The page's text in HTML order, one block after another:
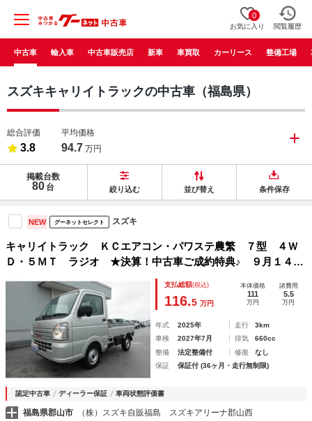
0
お気に入り 閲覧履歴
中古車 輸入車 中古車販売店 新車 車買取 カーリース 整備工場
スズキキャリイトラックの中古車（福島県）
総合評価
3.8
平均価格
94.7 万円
掲載台数
80 台 絞り込む 並び替え 条件保存
NEW グーネットセレクト スズキ
キャリイトラック ＫＣエアコン・パワステ農繁 ７型 ４Ｗ
Ｄ・５ＭＴ ラジオ ★決算！中古車ご成約特典♪ ９月１４日
までご成約、かつ９月３０日までのご納車で当社指定純正ナビ
本体ｏｒ付属品本体（詳細は中古スタッフへ）５０％ＯＦＦ
（工賃・付属品は別途頂戴いたします）★
支払総額(税込)
116.5 万円
本体価格
111
万円
諸費用
5.5
万円
年式 2025年 走行
3km
車検
2027年7月 排気
660cc
整備
法定整備付 修復
なし
保証
保証付 (36ヶ月・走行無制限)
認定中古車 ディーラー保証 車両状態評価書
福島県郡山市 （株）スズキ自販福島 スズキアリーナ郡山西